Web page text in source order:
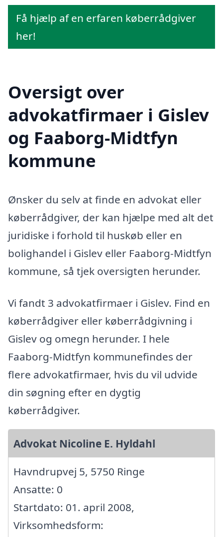
Få hjælp af en erfaren køberrådgiver
her!
Oversigt over
advokatfirmaer i Gislev
og Faaborg-Midtfyn
kommune
Ønsker du selv at finde en advokat eller
køberrådgiver, der kan hjælpe med alt det
juridiske i forhold til huskøb eller en
bolighandel i Gislev eller Faaborg-Midtfyn
kommune, så tjek oversigten herunder.
Vi fandt 3 advokatfirmaer i Gislev. Find en
køberrådgiver eller køberrådgivning i
Gislev og omegn herunder. I hele
Faaborg-Midtfyn kommunefindes der
flere advokatfirmaer, hvis du vil udvide
din søgning efter en dygtig
køberrådgiver.
Advokat Nicoline E. Hyldahl
Havndrupvej 5, 5750 Ringe
Ansatte: 0
Startdato: 01. april 2008,
Virksomhedsform: